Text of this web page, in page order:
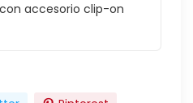
accesorio clip-on